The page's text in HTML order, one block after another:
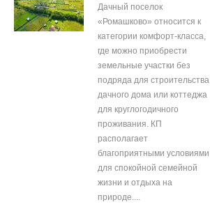
Дачный поселок
«Ромашково» относится к
категории комфорт-класса,
где можно приобрести
земельные участки без
подряда для строительства
дачного дома или коттеджа
для круглогодичного
проживания. КП
располагает
благоприятными условиями
для спокойной семейной
жизни и отдыха на
природе....